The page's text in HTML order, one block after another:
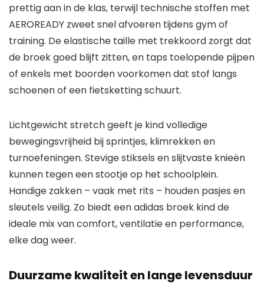
prettig aan in de klas, terwijl technische stoffen met
AEROREADY zweet snel afvoeren tijdens gym of
training. De elastische taille met trekkoord zorgt dat
de broek goed blijft zitten, en taps toelopende pijpen
of enkels met boorden voorkomen dat stof langs
schoenen of een fietsketting schuurt.
Lichtgewicht stretch geeft je kind volledige
bewegingsvrijheid bij sprintjes, klimrekken en
turnoefeningen. Stevige stiksels en slijtvaste knieën
kunnen tegen een stootje op het schoolplein.
Handige zakken – vaak met rits – houden pasjes en
sleutels veilig. Zo biedt een adidas broek kind de
ideale mix van comfort, ventilatie en performance,
elke dag weer.
Duurzame kwaliteit en lange levensduur